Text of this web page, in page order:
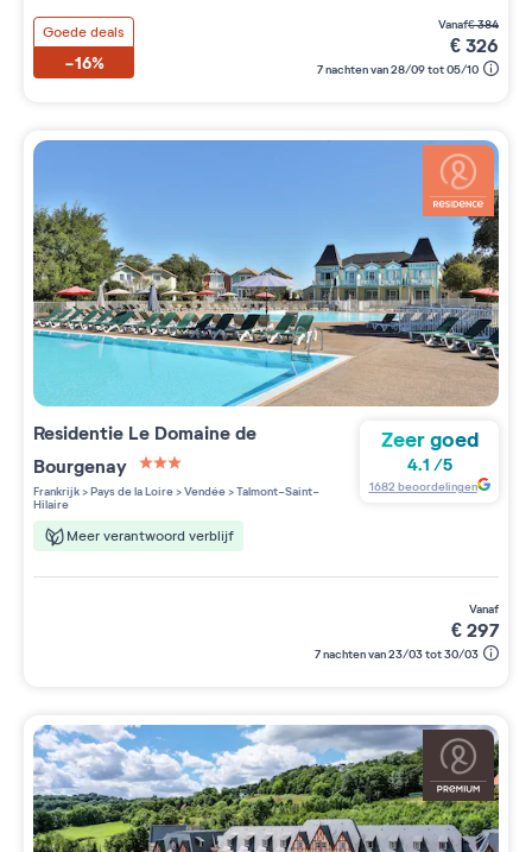
Goede deals
-16%
vanaf€384
€326
7 nachten van 28/09 tot 05/10
Residentie Le Domaine de
Bourgenay
3 étoiles sur 5
Frankrijk>Pays de la Loire>Vendée>Talmont-Saint-
Hilaire
Meer verantwoord verblijf
Zeer goed
4.1 /5
1682 beoordelingen
vanaf
€297
7 nachten van 23/03 tot 30/03